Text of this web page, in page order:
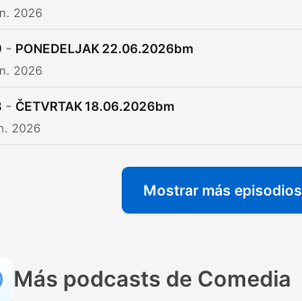
2026
- PONEDELJAK 22.06.2026bm
2026
- ČETVRTAK 18.06.2026bm
2026
Mostrar más episodios
Más podcasts de Comedia